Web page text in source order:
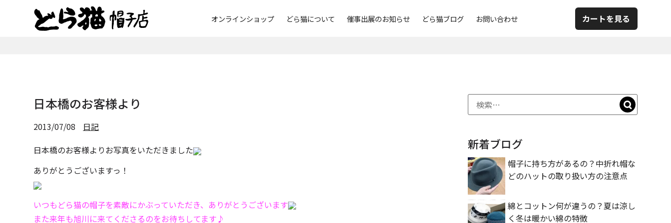
オンラインショップ どら猫について 催事出展のお知らせ どら猫ブログ お問い合わせ カートを見る
日本橋のお客様より
2013/07/08
日記
日本橋のお客様よりお写真をいただきました
ありがとうございますっ！
いつもどら猫の帽子を素敵にかぶっていただき、ありがとうございます
また来年も旭川に来てくださるのをお待ちしてます♪
新着ブログ
帽子に持ち方があるの？中折れ帽な
どのハットの取り扱い方の注意点
綿とコットン何が違うの？夏は涼し
く冬は暖かい綿の特徴